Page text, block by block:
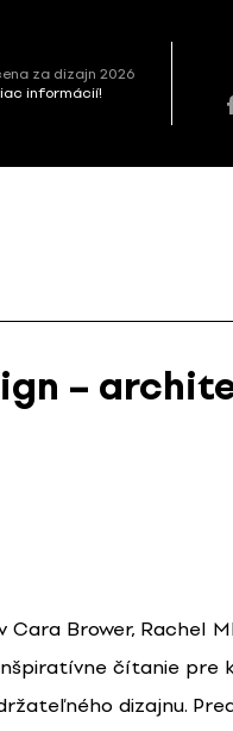
za dizajn 2026
informácií!
–
Cara Brower, Rachel
čítanie pre
dizajnu.